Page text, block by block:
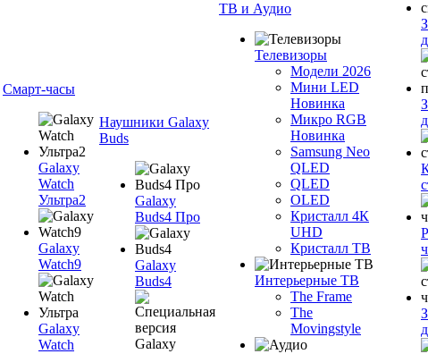
Смарт-часы
Galaxy
Watch
Ультра2
Galaxy
Watch9
Galaxy
Watch
Наушники Galaxy
Buds
Galaxy
Buds4 Про
Galaxy
Buds4
ТВ и Аудио
Телевизоры
Модели 2026
Мини LED
Новинка
Микро RGB
Новинка
Samsung Neo
QLED
QLED
OLED
Кристалл 4К
UHD
Кристалл ТВ
Интерьерные ТВ
The Frame
The
Movingstyle